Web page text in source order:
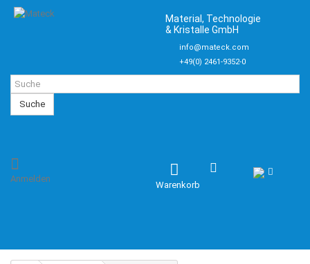
Material, Technologie
& Kristalle GmbH
info@mateck.com
+49(0) 2461-9352-0
Suche
Warenkorb
Anmelden